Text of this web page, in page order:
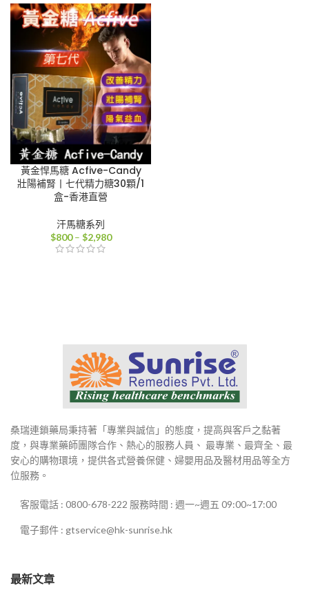
圍：
$800
到
$2,980
黃金悍馬糖 Acfive-Candy
壯陽補腎丨七代精力糖30顆/1
盒-香港直營
汗馬糖系列
$800 – $2,980價
桑瑞連鎖藥局秉持著「專業與誠信」的態度，提高與客戶之黏著
度，與專業藥師團隊合作、熱心的服務人員、 最專業、最齊全、最
安心的購物環境，提供各式營養保健、婦嬰用品及醫材用品等全方
位服務。
客服電話 : 0800-678-222 服務時間 : 週一~週五 09:00~17:00
電子郵件 : gtservice@hk-sunrise.hk
最新文章